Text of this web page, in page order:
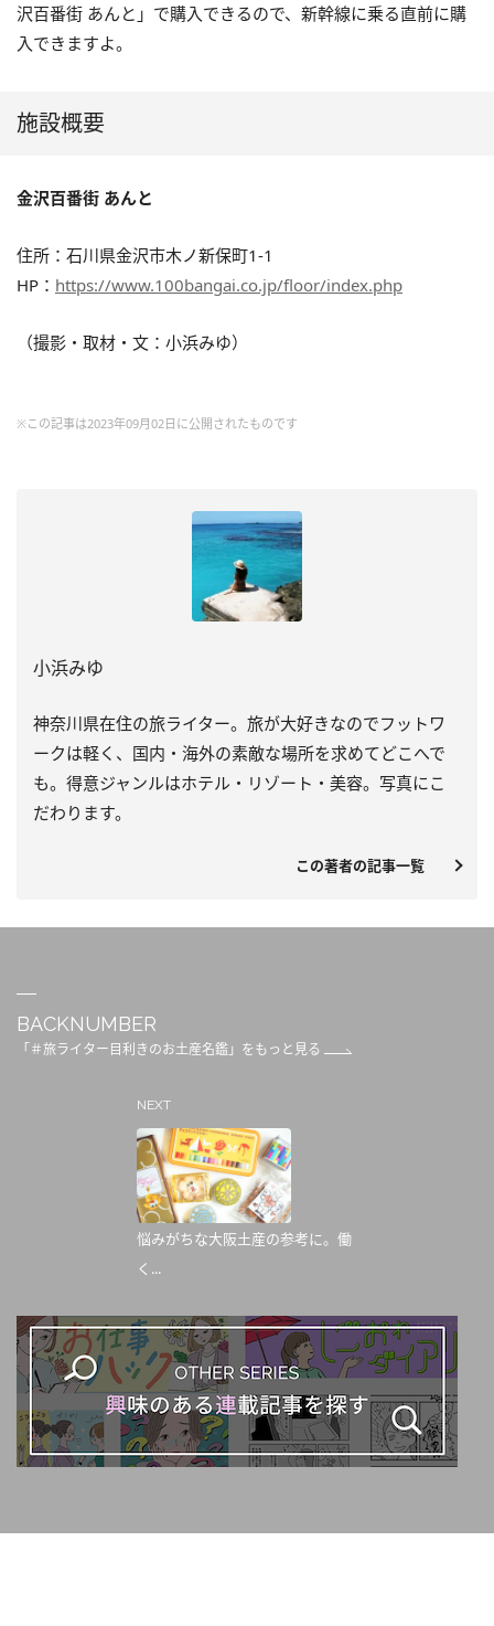
沢百番街 あんと」で購入できるので、新幹線に乗る直前に購
入できますよ。
施設概要
金沢百番街 あんと
住所：石川県金沢市木ノ新保町1-1
HP： https://www.100bangai.co.jp/floor/index.php
（撮影・取材・文：小浜みゆ）
※この記事は2023年09月02日に公開されたものです
小浜みゆ
神奈川県在住の旅ライター。旅が大好きなのでフットワ
ークは軽く、国内・海外の素敵な場所を求めてどこへで
も。得意ジャンルはホテル・リゾート・美容。写真にこ
だわります。
この著者の記事一覧
BACKNUMBER
「＃旅ライター目利きのお土産名鑑」をもっと見る
NEXT
悩みがちな大阪土産の参考に。働
く...